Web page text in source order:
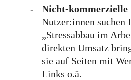
Nicht-kommerzielle
Nutzer:innen suchen
„Stressabbau im
direkten Umsatz
sie auf Seiten mit
Links o.ä.